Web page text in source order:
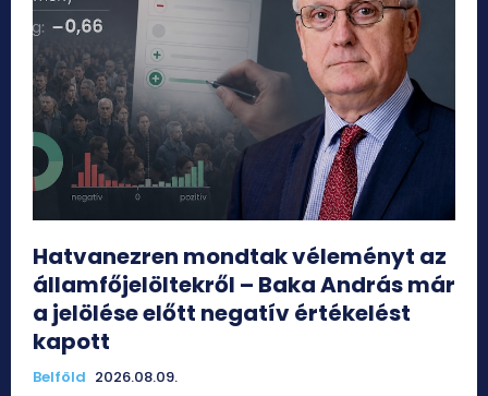
Hatvanezren mondtak véleményt az
államfőjelöltekről – Baka András már
a jelölése előtt negatív értékelést
kapott
Belföld 2026.08.09.